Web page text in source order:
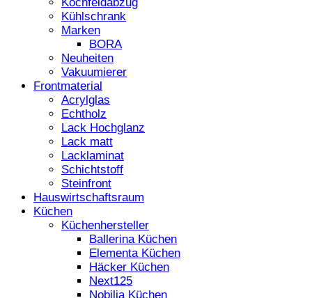
Kühlschrank
Marken
BORA
Neuheiten
Vakuumierer
Frontmaterial
Acrylglas
Echtholz
Lack Hochglanz
Lack matt
Lacklaminat
Schichtstoff
Steinfront
Hauswirtschaftsraum
Küchen
Küchenhersteller
Ballerina Küchen
Elementa Küchen
Häcker Küchen
Next125
Nobilia Küchen